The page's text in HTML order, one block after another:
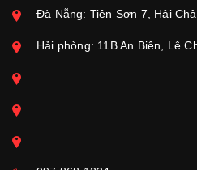
Đà Nẵng: Tiên Sơn 7, Hải
Hải phòng: 11B An Biên, Lê